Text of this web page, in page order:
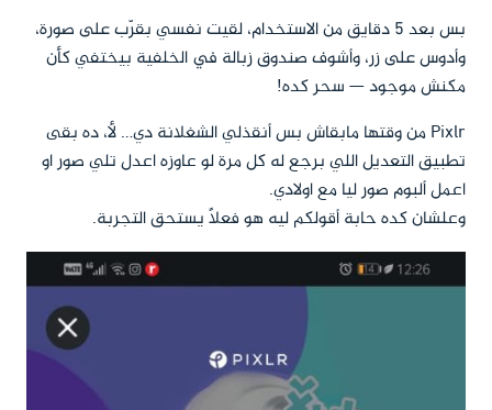
بس بعد 5 دقايق من الاستخدام، لقيت نفسي بقرّب على صورة،
وأدوس على زر، وأشوف صندوق زبالة في الخلفية بيختفي كأن
مكنش موجود — سحر كده!
Pixlr من وقتها مابقاش بس أنقذلي الشغلانة دي… لأ، ده بقى
تطبيق التعديل اللي برجع له كل مرة لو عاوزه اعدل تلي صور او
اعمل ألبوم صور ليا مع اولادي.
وعلشان كده حابة أقولكم ليه هو فعلاً يستحق التجربة.